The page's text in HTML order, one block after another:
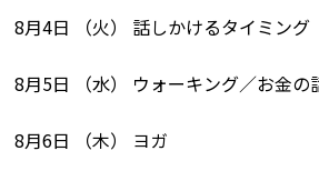
8月4日 （火） 話しかけるタイミング
8月5日 （水） ウォーキング／お金の
8月6日 （木） ヨガ